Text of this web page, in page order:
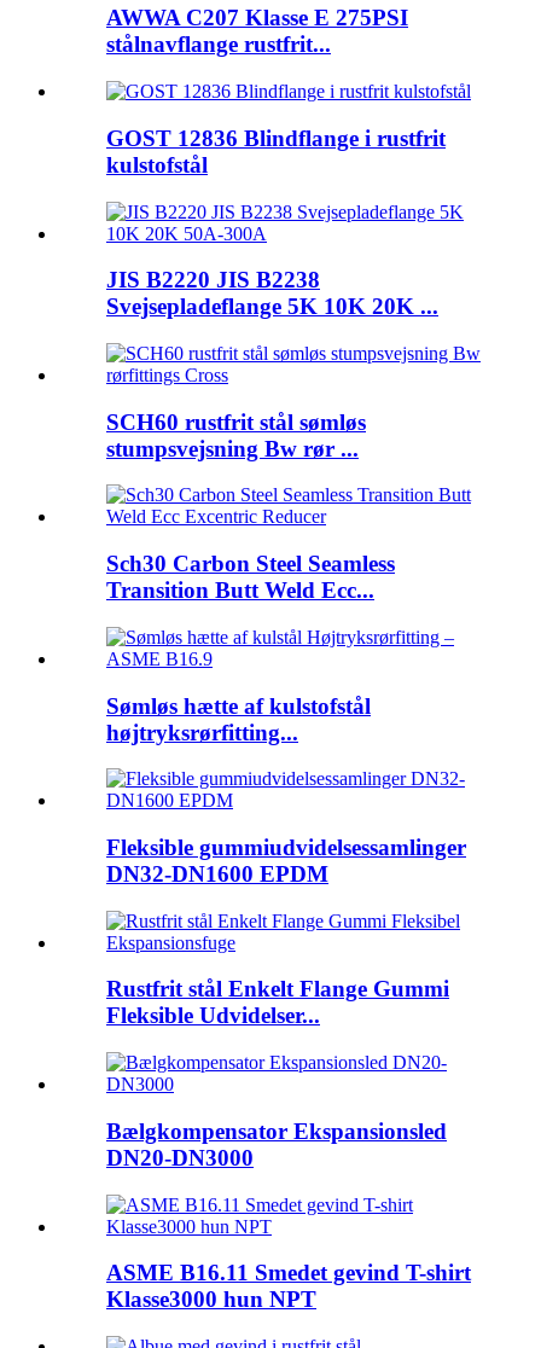
AWWA C207 Klasse E 275PSI
stålnavflange rustfrit...
GOST 12836 Blindflange i rustfrit
kulstofstål
JIS B2220 JIS B2238
Svejsepladeflange 5K 10K 20K ...
SCH60 rustfrit stål sømløs
stumpsvejsning Bw rør ...
Sch30 Carbon Steel Seamless
Transition Butt Weld Ecc...
Sømløs hætte af kulstofstål
højtryksrørfitting...
Fleksible gummiudvidelsessamlinger
DN32-DN1600 EPDM
Rustfrit stål Enkelt Flange Gummi
Fleksible Udvidelser...
Bælgkompensator Ekspansionsled
DN20-DN3000
ASME B16.11 Smedet gevind T-shirt
Klasse3000 hun NPT